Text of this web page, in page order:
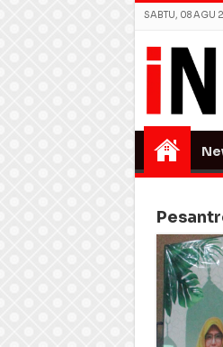
SABTU, 08 AGU